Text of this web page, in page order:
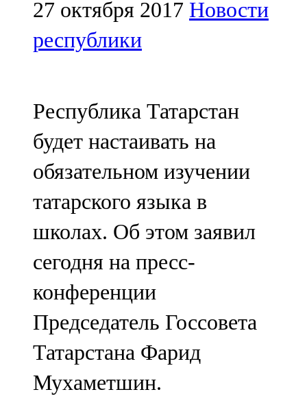
106,2 FM
Минзәлә
Мөслим
100,0 FM
Нурлат
104,7 FM
Олы Әтнә
71,42 FM
Сарман
107,8 FM
Теләче
106,1 FM
27 октября 2017 Новости
республики
Республика Татарстан
будет настаивать на
обязательном изучении
татарского языка в
школах. Об этом заявил
сегодня на пресс-
конференции
Председатель Госсовета
Татарстана Фарид
Мухаметшин.